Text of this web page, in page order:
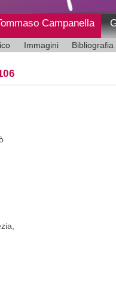
Campanella
Immagini Bibliografia